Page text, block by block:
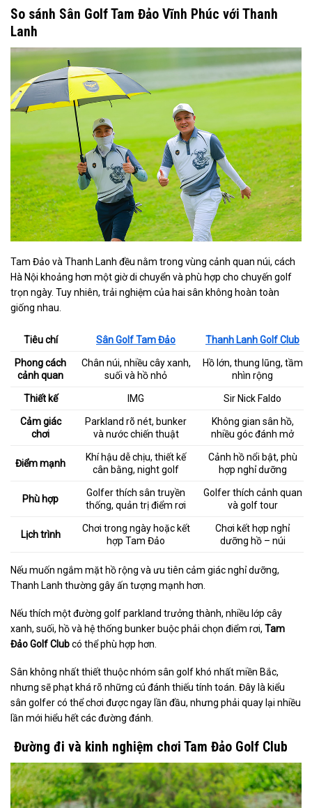
So sánh Sân Golf Tam Đảo Vĩnh Phúc với Thanh
Lanh
Tam Đảo và Thanh Lanh đều nằm trong vùng cảnh quan núi, cách
Hà Nội khoảng hơn một giờ di chuyển và phù hợp cho chuyến golf
trọn ngày. Tuy nhiên, trải nghiệm của hai sân không hoàn toàn
giống nhau.
Tiêu chí Sân Golf Tam Đảo Thanh Lanh Golf Club
Phong cách
cảnh quan
Chân núi, nhiều cây xanh,
suối và hồ nhỏ
Hồ lớn, thung lũng, tầm
nhìn rộng
Thiết kế IMG Sir Nick Faldo
Cảm giác
chơi
Parkland rõ nét, bunker
và nước chiến thuật
Không gian sân hồ,
nhiều góc đánh mở
Điểm mạnh
Khí hậu dễ chịu, thiết kế
cân bằng, night golf
Cảnh hồ nổi bật, phù
hợp nghỉ dưỡng
Phù hợp
Golfer thích sân truyền
thống, quản trị điểm rơi
Golfer thích cảnh quan
và golf tour
Lịch trình
Chơi trong ngày hoặc kết
hợp Tam Đảo
Chơi kết hợp nghỉ
dưỡng hồ – núi
Nếu muốn ngắm mặt hồ rộng và ưu tiên cảm giác nghỉ dưỡng,
Thanh Lanh thường gây ấn tượng mạnh hơn.
Nếu thích một đường golf parkland trưởng thành, nhiều lớp cây
xanh, suối, hồ và hệ thống bunker buộc phải chọn điểm rơi, Tam
Đảo Golf Clubcó thể phù hợp hơn.
Sân không nhất thiết thuộc nhóm sân golf khó nhất miền Bắc,
nhưng sẽ phạt khá rõ những cú đánh thiếu tính toán. Đây là kiểu
sân golfer có thể chơi được ngay lần đầu, nhưng phải quay lại nhiều
lần mới hiểu hết các đường đánh.
Đường đi và kinh nghiệm chơi Tam Đảo Golf Club